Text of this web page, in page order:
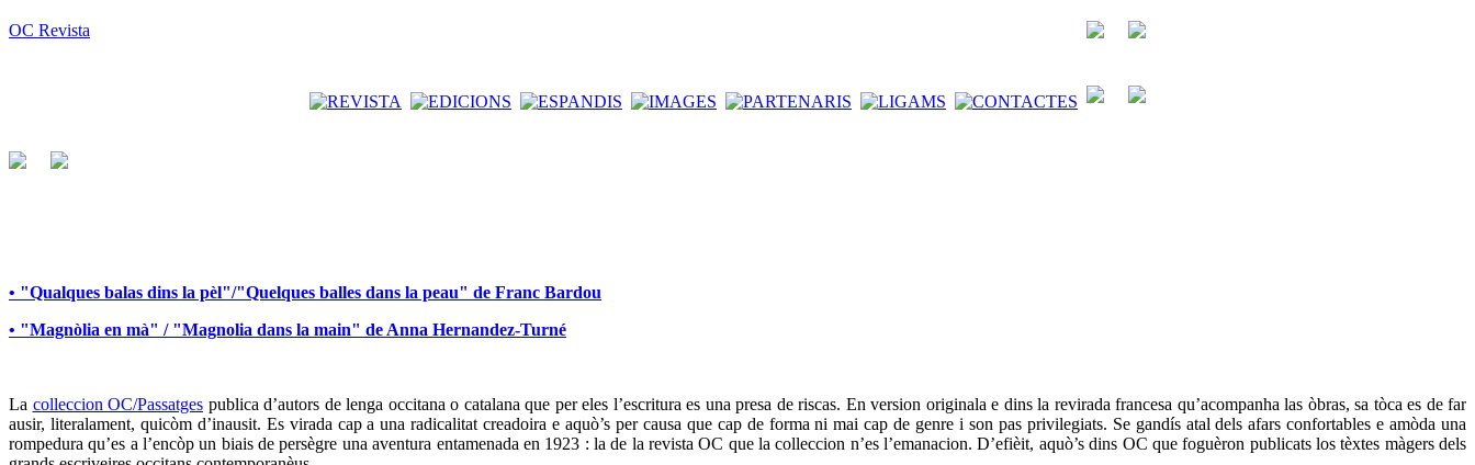
OC Revista
• "Qualques balas dins la pèl"/"Quelques balles dans la peau" de Franc Bardou
• "Magnòlia en mà" / "Magnolia dans la main" de Anna Hernandez-Turné
La colleccion OC/Passatges publica d’autors de lenga occitana o catalana que per eles l’escritura es una presa de riscas. En version originala e dins la revirada francesa qu’acompanha las òbras, sa tòca es de far
ausir, literalament, quicòm d’inausit. Es virada cap a una radicalitat creadoira e aquò’s per causa que cap de forma ni mai cap de genre i son pas privilegiats. Se gandís atal dels afars confortables e amòda una
rompedura qu’es a l’encòp un biais de persègre una aventura entamenada en 1923 : la de la revista OC que la colleccion n’es l’emanacion. D’efièit, aquò’s dins OC que foguèron publicats los tèxtes màgers dels